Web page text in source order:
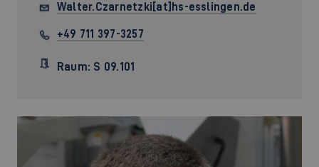
Walter.Czarnetzki[at]hs-esslingen.de
+49 711 397-3257
Raum: S 09.101